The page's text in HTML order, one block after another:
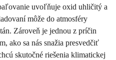
uvoľňuje oxid uhličitý a
môže do atmosféry
Zároveň je jednou z príčin
ako sa nás snažia presvedčiť
skutočné riešenia klimatickej